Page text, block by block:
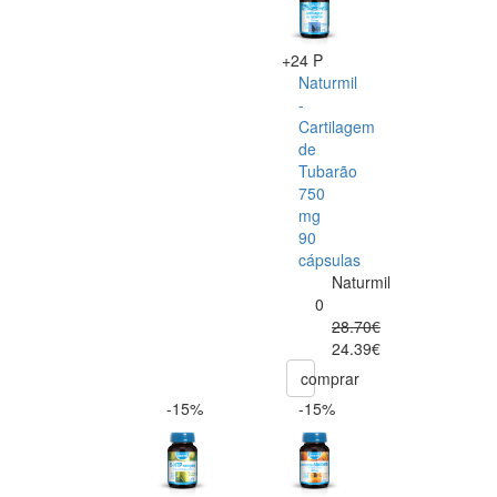
+24 P
Naturmil
-
Cartilagem
de
Tubarão
750
mg
90
cápsulas
Naturmil
0
28.70€
24.39€
comprar
-15%
-15%